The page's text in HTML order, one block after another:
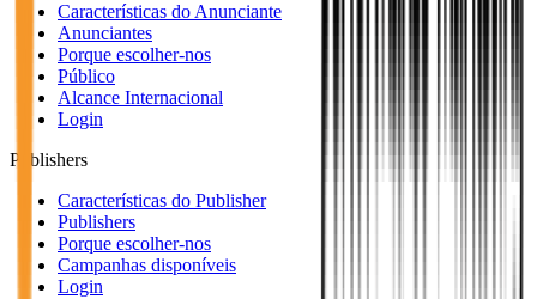
Características do Anunciante
Anunciantes
Porque escolher-nos
Público
Alcance Internacional
Login
Publishers
Características do Publisher
Publishers
Porque escolher-nos
Campanhas disponíveis
Login